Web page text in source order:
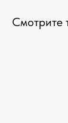
Смотрите